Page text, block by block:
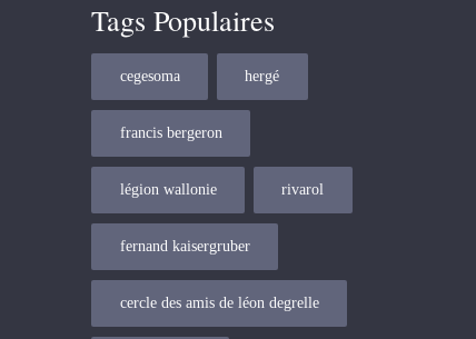
Tags Populaires
cegesoma hergé
francis bergeron
légion wallonie rivarol
fernand kaisergruber
cercle des amis de léon degrelle